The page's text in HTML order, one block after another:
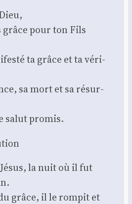
pour ton Fils
ta grâce et ta véri­
sa mort et sa résur­
salut pro­mis.
la nuit où il fut
grâce, il le rom­pit et